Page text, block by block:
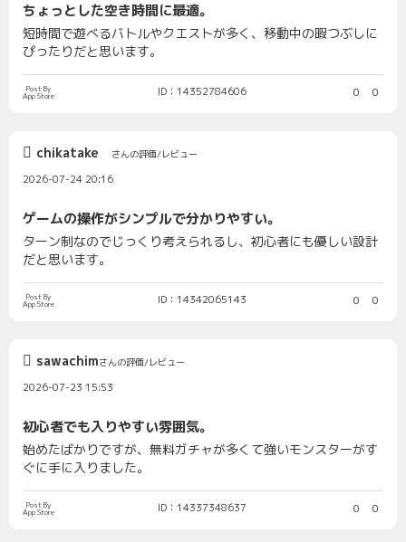
ちょっとした空き時間に最適。
短時間で遊べるバトルやクエストが多く、移動中の暇つぶしに
ぴったりだと思います。
Post By
App Store ID：14352784606 0 0
chikatake さんの評価/レビュー
2026-07-24 20:16
ゲームの操作がシンプルで分かりやすい。
ターン制なのでじっくり考えられるし、初心者にも優しい設計
だと思います。
Post By
App Store ID：14342065143 0 0
sawachimさんの評価/レビュー
2026-07-23 15:53
初心者でも入りやすい雰囲気。
始めたばかりですが、無料ガチャが多くて強いモンスターがす
ぐに手に入りました。
Post By
App Store ID：14337348637 0 0